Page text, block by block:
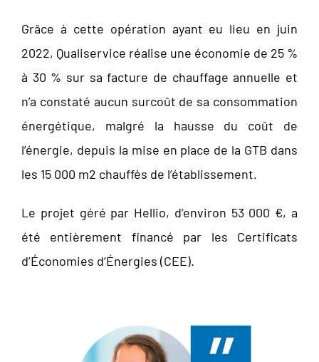
Grâce à cette opération ayant eu lieu en juin
2022, Qualiservice réalise une économie de 25 %
à 30 % sur sa facture de chauffage annuelle et
n’a constaté aucun surcoût de sa consommation
énergétique, malgré la hausse du coût de
l’énergie, depuis la mise en place de la GTB dans
les 15 000 m2 chauffés de l’établissement.
Le projet géré par Hellio, d’environ 53 000 €, a
été entièrement financé par les Certificats
d’Économies d’Énergies (CEE).